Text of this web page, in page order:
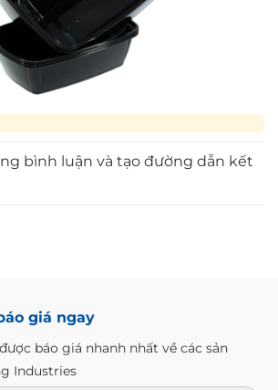
bình luận và tạo đường dẫn kết
giá ngay
báo giá nhanh nhất về các sản
Industries